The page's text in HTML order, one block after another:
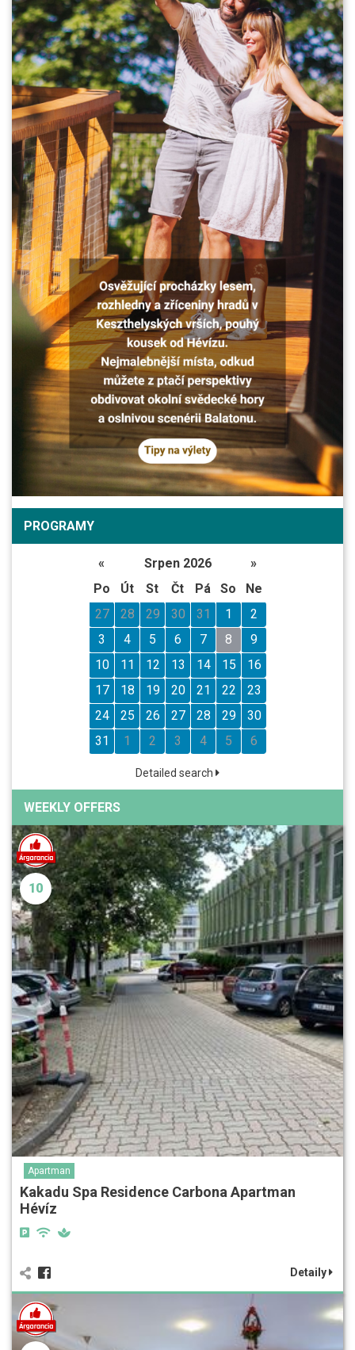
PROGRAMY
« Srpen 2026
»
Po
Út St Čt Pá So
Ne
27
28 29 30 31 1
2
3
4 5 6 7 8
9
10
11 12 13 14 15
16
17
18 19 20 21 22
23
24
25 26 27 28 29
30
31
1 2 3 4 5 6
Detailed search
WEEKLY OFFERS
10
Apartman
Kakadu Spa Residence Carbona Apartman
Hévíz
Detaily